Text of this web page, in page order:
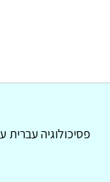
פסיכולוגיה עברית